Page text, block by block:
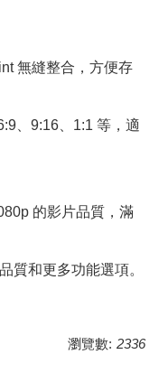
無縫整合，方便存
、9:16、1:1 等，適
的影片品質，滿
質和更多功能選項。
瀏覽數: 2336